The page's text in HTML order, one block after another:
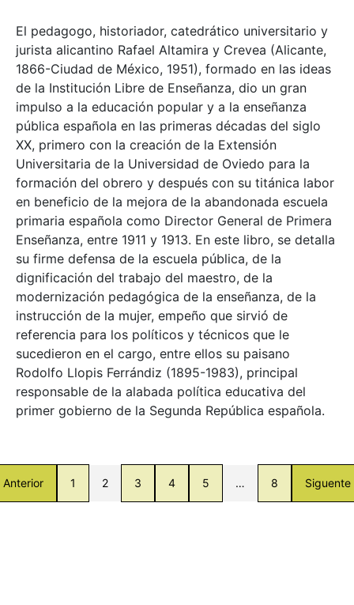
El pedagogo, historiador, catedrático universitario y
jurista alicantino Rafael Altamira y Crevea (Alicante,
1866-Ciudad de México, 1951), formado en las ideas
de la Institución Libre de Enseñanza, dio un gran
impulso a la educación popular y a la enseñanza
pública española en las primeras décadas del siglo
XX, primero con la creación de la Extensión
Universitaria de la Universidad de Oviedo para la
formación del obrero y después con su titánica labor
en beneficio de la mejora de la abandonada escuela
primaria española como Director General de Primera
Enseñanza, entre 1911 y 1913. En este libro, se detalla
su firme defensa de la escuela pública, de la
dignificación del trabajo del maestro, de la
modernización pedagógica de la enseñanza, de la
instrucción de la mujer, empeño que sirvió de
referencia para los políticos y técnicos que le
sucedieron en el cargo, entre ellos su paisano
Rodolfo Llopis Ferrándiz (1895-1983), principal
responsable de la alabada política educativa del
primer gobierno de la Segunda República española.
Anterior 1 2 3 4 5 … 8 Siguente